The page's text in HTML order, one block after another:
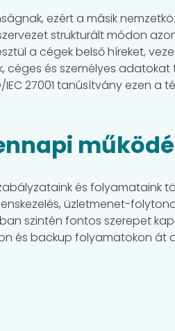
ezért a másik
strukturált módon
a cégek belső híreket,
és személyes
27001 tanúsítvány ezen a
és folyamataink
üzletmenet-
szintén fontos szerepet
és backup folyamatokon át